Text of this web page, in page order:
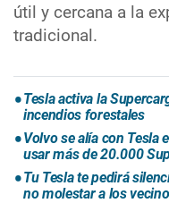
útil y cercana a la
tradicional.
Tesla activa la
incendios forestales
Volvo se alía con Tesla
usar más de 20.000
Tu Tesla te pedirá
no molestar a los